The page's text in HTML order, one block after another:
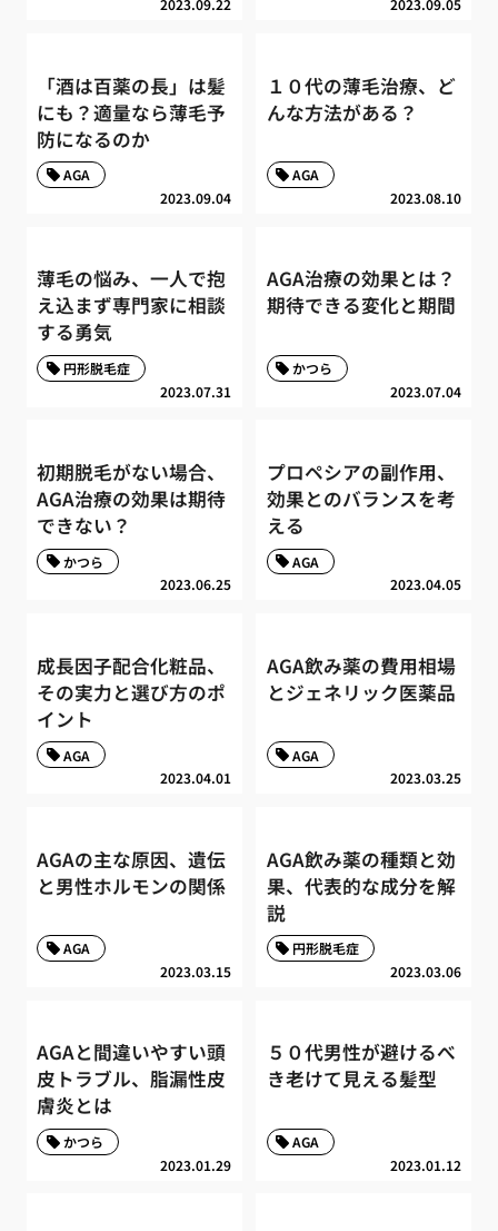
2023.09.22 2023.09.05
「酒は百薬の長」は髪
にも？適量なら薄毛予
防になるのか
2023.09.04
AGA
１０代の薄毛治療、ど
んな方法がある？
2023.08.10
AGA
薄毛の悩み、一人で抱
え込まず専門家に相談
する勇気
2023.07.31
円形脱毛症
AGA治療の効果とは？
期待できる変化と期間
2023.07.04
かつら
初期脱毛がない場合、
AGA治療の効果は期待
できない？
2023.06.25
かつら
プロペシアの副作用、
効果とのバランスを考
える
2023.04.05
AGA
成長因子配合化粧品、
その実力と選び方のポ
イント
2023.04.01
AGA
AGA飲み薬の費用相場
とジェネリック医薬品
2023.03.25
AGA
AGAの主な原因、遺伝
と男性ホルモンの関係
2023.03.15
AGA
AGA飲み薬の種類と効
果、代表的な成分を解
説
2023.03.06
円形脱毛症
AGAと間違いやすい頭
皮トラブル、脂漏性皮
膚炎とは
2023.01.29
かつら
５０代男性が避けるべ
き老けて見える髪型
2023.01.12
AGA